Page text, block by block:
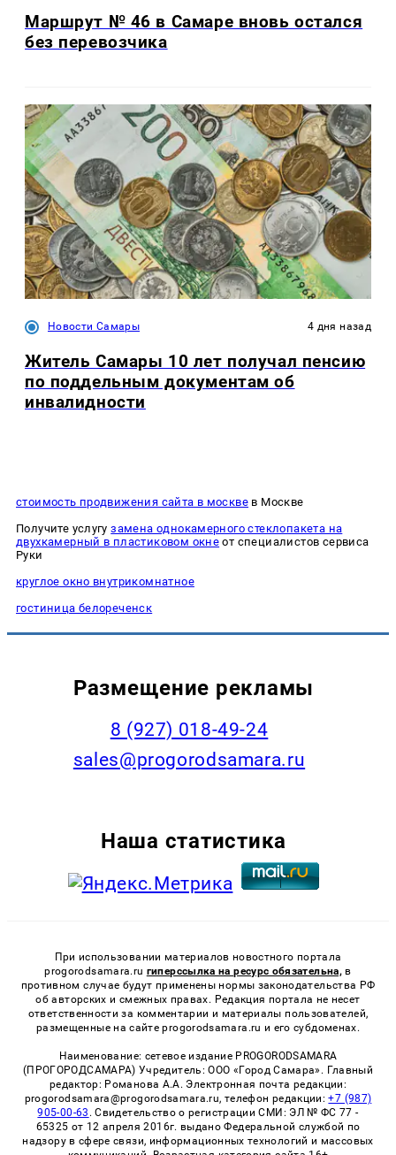
Маршрут № 46 в Самаре вновь остался
без перевозчика
Новости Самары 4 дня назад
Житель Самары 10 лет получал пенсию
по поддельным документам об
инвалидности
стоимость продвижения сайта в москве в Москве
Получите услугузамена однокамерного стеклопакета на
двухкамерный в пластиковом окне от специалистов сервиса
Руки
круглое окно внутрикомнатное
гостиница белореченск
Размещение рекламы
8 (927) 018-49-24
sales@progorodsamara.ru
Наша статистика
При использовании материалов новостного портала
progorodsamara.ru гиперссылка на ресурс обязательна, в
противном случае будут применены нормы законодательства РФ
об авторских и смежных правах. Редакция портала не несет
ответственности за комментарии и материалы пользователей,
размещенные на сайте progorodsamara.ru и его субдоменах.
Наименование: сетевое издание PROGORODSAMARA
(ПРОГОРОДСАМАРА) Учредитель: ООО «Город Самара». Главный
редактор: Романова А.А. Электронная почта редакции:
progorodsamara@progorodsamara.ru, телефон редакции:+7 (987)
905-00-63 . Свидетельство о регистрации СМИ: ЭЛ № ФС 77 -
65325 от 12 апреля 2016г. выдано Федеральной службой по
надзору в сфере связи, информационных технологий и массовых